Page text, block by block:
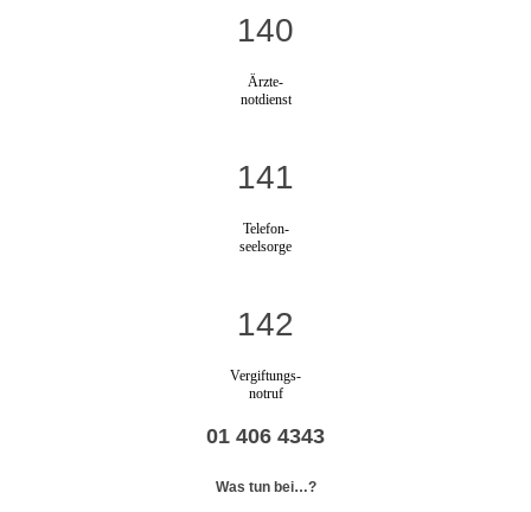
140
Ärzte-
notdienst
141
Telefon-
seelsorge
142
Vergiftungs-
notruf
01 406 4343
Was tun bei…?